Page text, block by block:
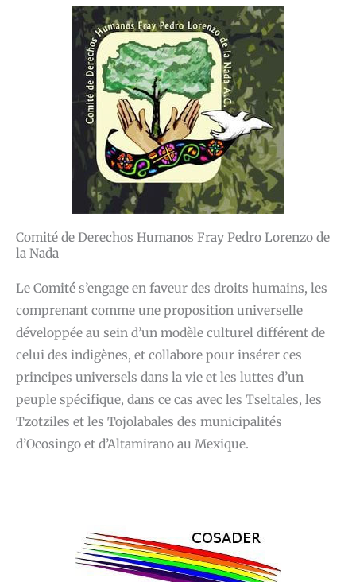
Comité de Derechos Humanos Fray Pedro Lorenzo de
la Nada
Le Comité s’engage en faveur des droits humains, les
comprenant comme une proposition universelle
développée au sein d’un modèle culturel différent de
celui des indigènes, et collabore pour insérer ces
principes universels dans la vie et les luttes d’un
peuple spécifique, dans ce cas avec les Tseltales, les
Tzotziles et les Tojolabales des municipalités
d’Ocosingo et d’Altamirano au Mexique.